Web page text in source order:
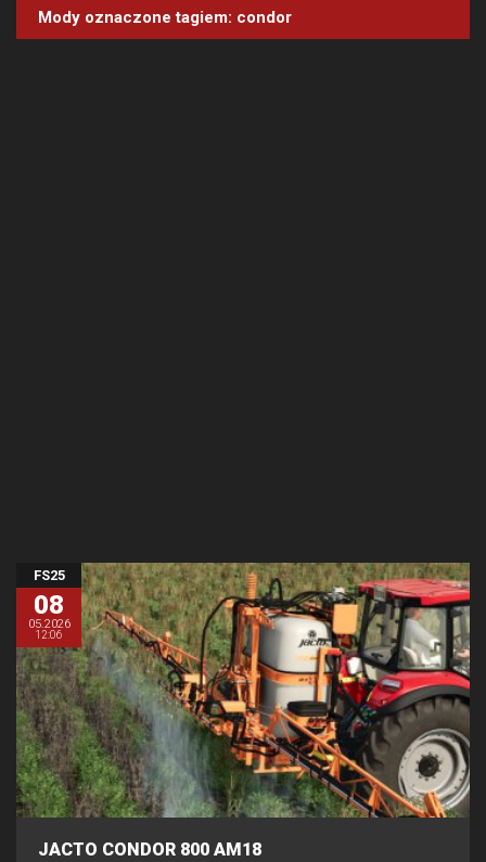
Mody oznaczone tagiem: condor
FS25
08
05.2026
12:06
JACTO CONDOR 800 AM18